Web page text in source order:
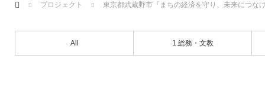
プロジェクト
東京都武蔵野市『まちの経済を守り、未来につな
All 1.総務・文教